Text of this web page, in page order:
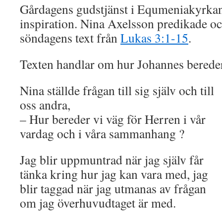
Gårdagens gudstjänst i
inspiration. Nina Axelsson predikade
söndagens text frånLukas 3:1-15.
Texten handlar om hur Johannes
Nina ställde frågan till sig själv och till
oss andra,
– Hur bereder vi väg för Herren i vår
vardag och i våra sammanhang ?
Jag blir uppmuntrad när jag själv får
tänka kring hur jag kan vara med, jag
blir taggad när jag utmanas av frågan
om jag överhuvudtaget är med.